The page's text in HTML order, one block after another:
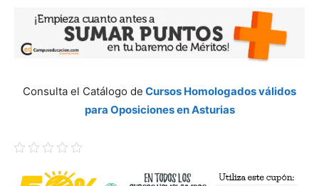
Consulta el Catálogo de Cursos Homologados válidos
para Oposiciones en Asturias